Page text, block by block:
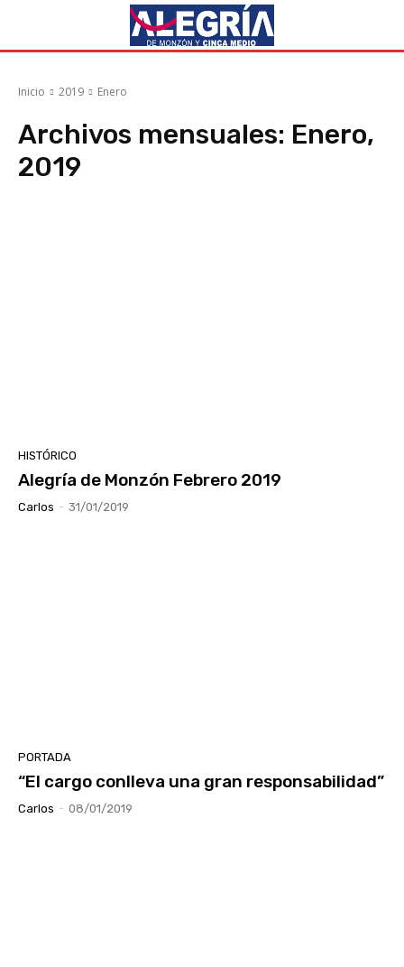
Inicio 2019 Enero
Archivos mensuales: Enero,
2019
HISTÓRICO
Alegría de Monzón Febrero 2019
Carlos - 31/01/2019
PORTADA
“El cargo conlleva una gran responsabilidad”
Carlos - 08/01/2019